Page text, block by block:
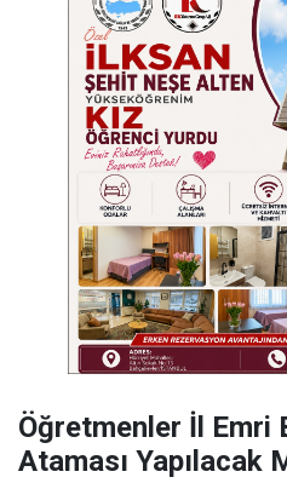
Öğretmenler İl Emri
Ataması Yapılacak